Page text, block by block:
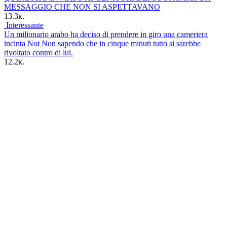
MESSAGGIO CHE NON SI ASPETTAVANO
13.3к.
Interessante
Un milionario arabo ha deciso di prendere in giro una cameriera
incinta Not Non sapendo che in cinque minuti tutto si sarebbe
rivoltato contro di lui.
12.2к.